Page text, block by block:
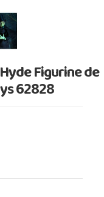
Figurine de
62828